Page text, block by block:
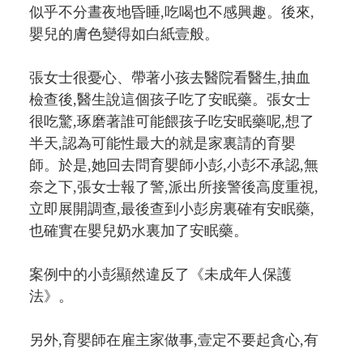
似乎不分晝夜地昏睡,吃喝也不感興趣。後來,
嬰兒的膚色變得如白紙壹般。
張女士很憂心、帶著小孩去醫院看醫生,抽血
檢查後,醫生說這個孩子吃了安眠藥。張女士
很吃驚,琢磨著誰可能餵孩子吃安眠藥呢,想了
半天,認為可能性最大的就是家裏請的育嬰
師。於是,她回去問育嬰師小彭,小彭不承認,無
奈之下,張女士報了警,派出所接警後高度重視,
立即展開調查,最後查到小彭房裏確有安眠藥,
也確實在嬰兒奶水裏加了安眠藥。
案例中的小彭顯然違反了《未成年人保護
法》。
另外,育嬰師在雇主家做事,壹定不要起貪心,有